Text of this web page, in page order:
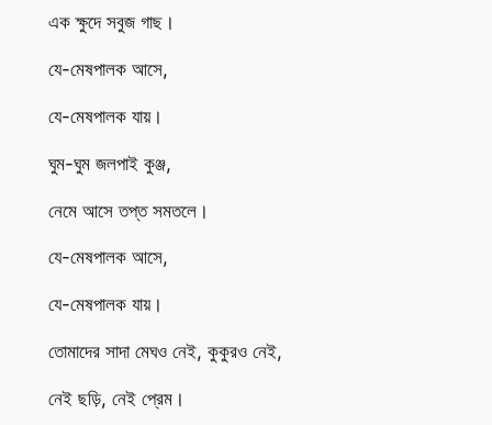
এক ক্ষুদে সবুজ গাছ।
যে-মেষপালক আসে,
যে-মেষপালক যায়।
ঘুম-ঘুম জলপাই কুঞ্জ,
নেমে আসে তপ্ত সমতলে।
যে-মেষপালক আসে,
যে-মেষপালক যায়।
তোমাদের সাদা মেঘও নেই, কুকুরও নেই,
নেই ছড়ি, নেই প্রেম।